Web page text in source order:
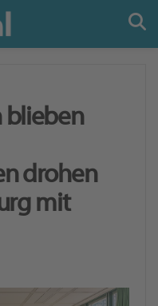
blieben
drohen
mit